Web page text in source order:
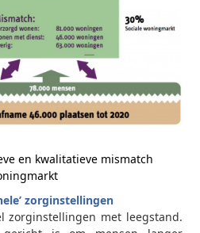
en kwalitatieve mismatch
zorginstellingen
zorginstellingen met leegstand.